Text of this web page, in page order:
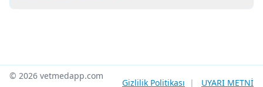
© 2026 vetmedapp.com
Gizlilik Politikası | UYARI METNİ